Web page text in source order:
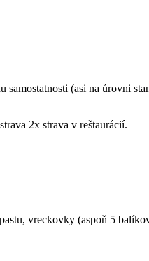
samostatnosti (asi na
2x strava v reštaurácií.
vreckovky (aspoň 5